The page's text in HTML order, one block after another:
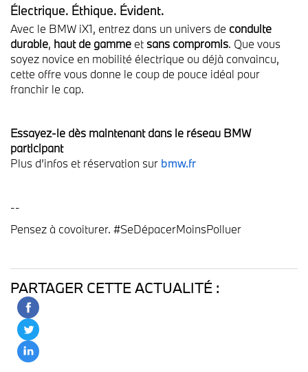
Électrique. Éthique. Évident.
Avec le BMW iX1, entrez dans un univers de conduite
durable, haut de gamme et sans compromis. Que vous
soyez novice en mobilité électrique ou déjà convaincu,
cette offre vous donne le coup de pouce idéal pour
franchir le cap.
Essayez-le dès maintenant dans le réseau BMW
participant
Plus d’infos et réservation sur bmw.fr
--
Pensez à covoiturer. #SeDépacerMoinsPolluer
PARTAGER CETTE ACTUALITÉ :